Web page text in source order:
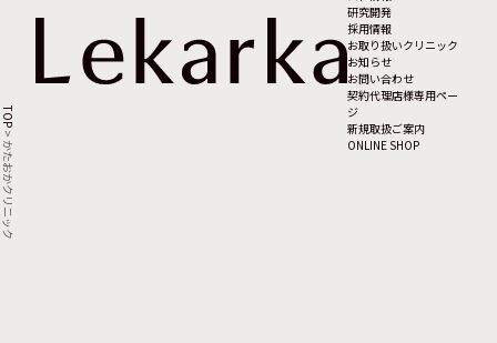
研究開発
採用情報
お取り扱いクリニック
お知らせ
お問い合わせ
契約代理店様専用ペー
ジ
新規取扱ご案内
ONLINE SHOP
TOP
>
かたおかクリニック